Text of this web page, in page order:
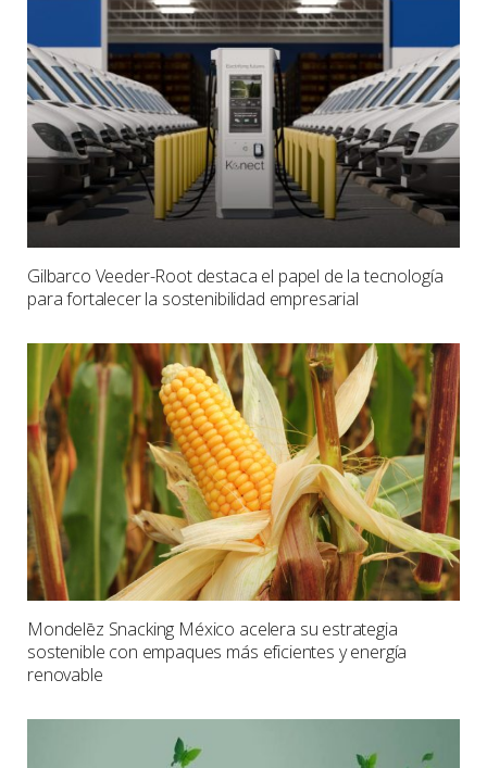
Gilbarco Veeder-Root destaca el papel de la tecnología
para fortalecer la sostenibilidad empresarial
Mondelēz Snacking México acelera su estrategia
sostenible con empaques más eficientes y energía
renovable